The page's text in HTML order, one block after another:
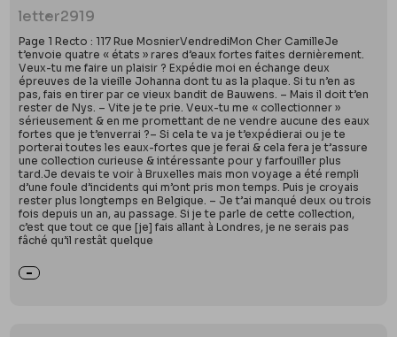
letter2919
Page 1 Recto : 117 Rue MosnierVendrediMon Cher CamilleJe
t’envoie quatre « états » rares d’eaux fortes faites dernièrement.
Veux-tu me faire un plaisir ? Expédie moi en échange deux
épreuves de la vieille Johanna dont tu as la plaque. Si tu n’en as
pas, fais en tirer par ce vieux bandit de Bauwens. – Mais il doit t’en
rester de Nys. – Vite je te prie. Veux-tu me « collectionner »
sérieusement & en me promettant de ne vendre aucune des eaux
fortes que je t’enverrai ?– Si cela te va je t’expédierai ou je te
porterai toutes les eaux-fortes que je ferai & cela fera je t’assure
une collection curieuse & intéressante pour y farfouiller plus
tard.Je devais te voir à Bruxelles mais mon voyage a été rempli
d’une foule d’incidents qui m’ont pris mon temps. Puis je croyais
rester plus longtemps en Belgique. – Je t’ai manqué deux ou trois
fois depuis un an, au passage. Si je te parle de cette collection,
c’est que tout ce que [je] fais allant à Londres, je ne serais pas
fâché qu’il restât quelque